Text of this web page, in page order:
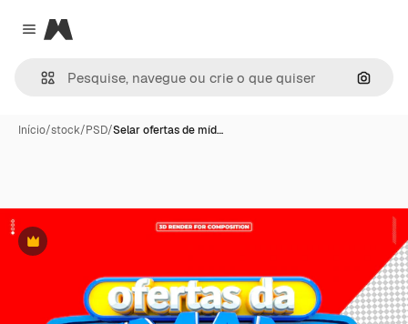
Close menu
Magnific
Início/stock/PSD/Selar ofertas de míd…
Premium